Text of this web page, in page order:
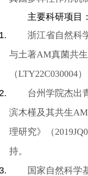
主要科研项目：
浙江省自然科
与土著AM真菌共
（LTY22C030004）
台州学院杰出
滨木槿及其共生
理研究》（
持。
国家自然科学